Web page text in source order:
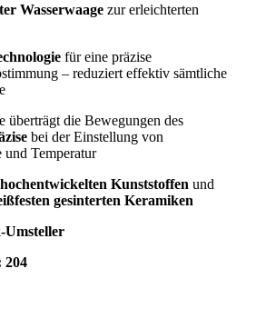
Wasserwaagezur erleichterten
für eine präzise
– reduziert effektiv sämtliche
überträgt die Bewegungen des
bei der Einstellung von
und Temperatur
hochentwickelten Kunststoffen und
gesinterten Keramiken
Umsteller
204